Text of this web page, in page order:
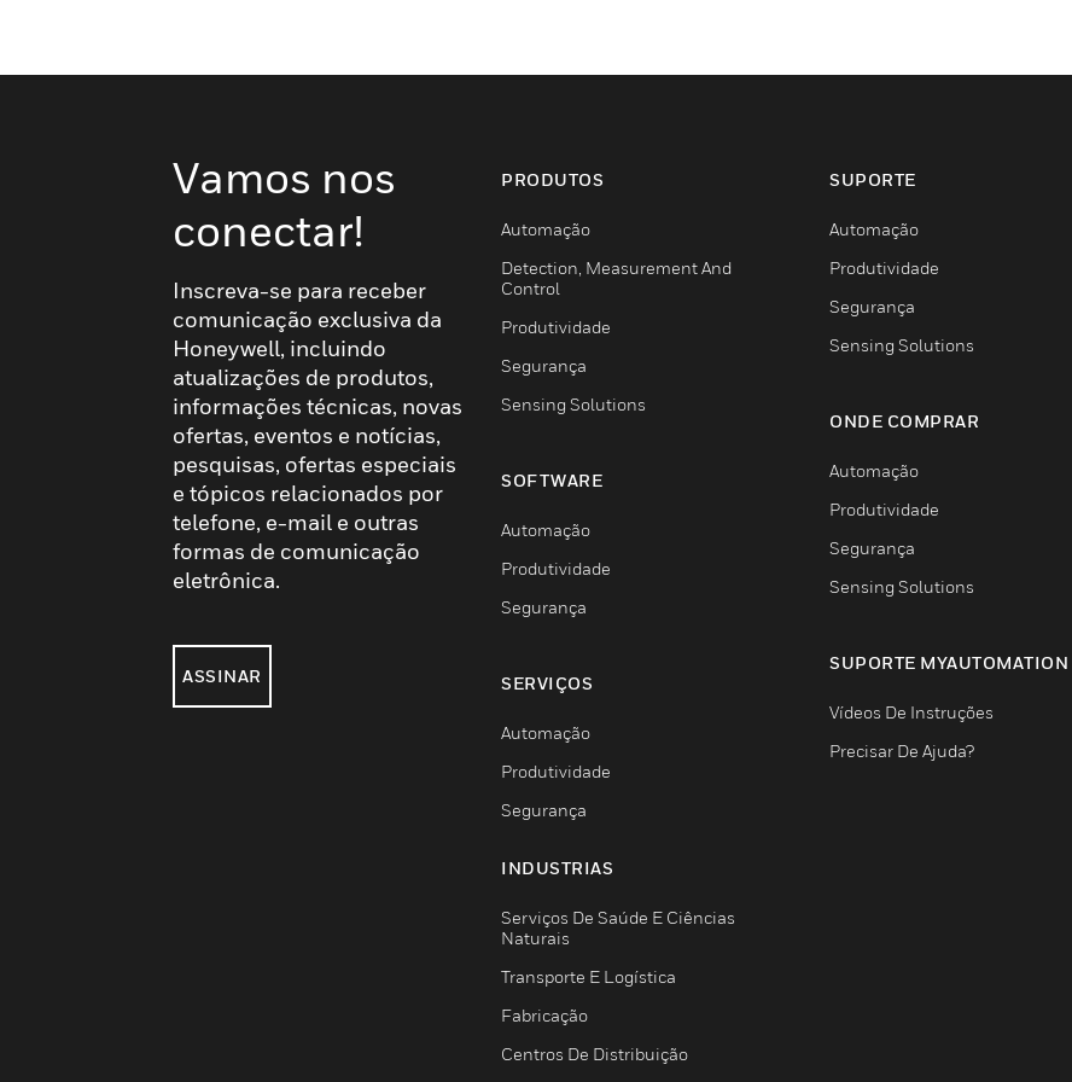
Vamos nos
conectar!
Inscreva-se para receber
comunicação exclusiva da
Honeywell, incluindo
atualizações de produtos,
informações técnicas, novas
ofertas, eventos e notícias,
pesquisas, ofertas especiais
e tópicos relacionados por
telefone, e-mail e outras
formas de comunicação
eletrônica.
ASSINAR
PRODUTOS
Automação
Detection, Measurement And
Control
Produtividade
Segurança
Sensing Solutions
SOFTWARE
Automação
Produtividade
Segurança
SERVIÇOS
Automação
Produtividade
Segurança
INDUSTRIAS
Serviços De Saúde E Ciências
Naturais
Transporte E Logística
Fabricação
Centros De Distribuição
SUPORTE
Automação
Produtividade
Segurança
Sensing Solutions
ONDE COMPRAR
Automação
Produtividade
Segurança
Sensing Solutions
SUPORTE MYAUTOMATION
Vídeos De Instruções
Precisar De Ajuda?